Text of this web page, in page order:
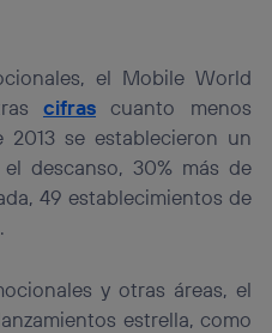
el Mobile World
cifrascuanto menos
se establecieron un
descanso, 30% más de
49 establecimientos de
y otras áreas, el
estrella, como